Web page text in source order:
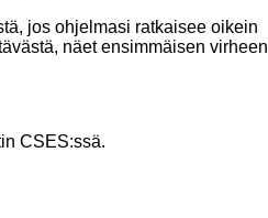
jos ohjelmasi ratkaisee oikein
näet ensimmäisen virheen
CSES:ssä.